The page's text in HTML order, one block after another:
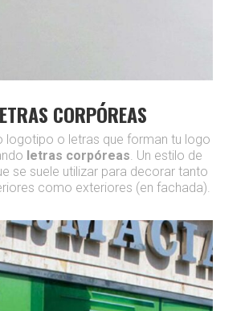
CORPÓREAS
logotipo o letras que forman tu logo
letras corpóreas. Un estilo de
se suele utilizar para decorar tanto
como exteriores (en fachada).